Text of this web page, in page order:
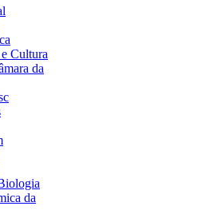
Cultura
da
da